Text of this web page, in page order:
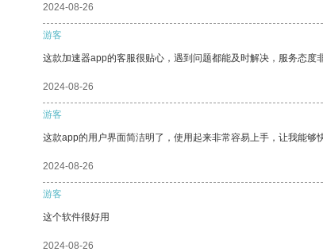
2024-08-26
游客
这款加速器app的客服很贴心，遇到问题都能及时解决，服务态度
2024-08-26
游客
这款app的用户界面简洁明了，使用起来非常容易上手，让我能够
2024-08-26
游客
这个软件很好用
2024-08-26